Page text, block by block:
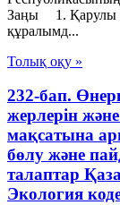
Заңы 1. Қарулы
құралымд...
Толық оқу »
232-бап.
жерлерін
мақсатына
бөлу және
талаптар
Экология